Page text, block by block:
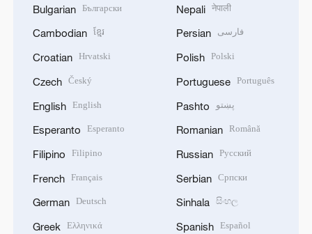
Bulgarian Български
Cambodian ខ្មែរ
Croatian Hrvatski
Czech Český
English English
Esperanto Esperanto
Filipino Filipino
French Français
German Deutsch
Greek Ελληνικά
Nepali नेपाली
Persian فارسی
Polish Polski
Portuguese Português
Pashto پښتو
Romanian Română
Russian Русский
Serbian Српски
Sinhala සිංහල
Spanish Español